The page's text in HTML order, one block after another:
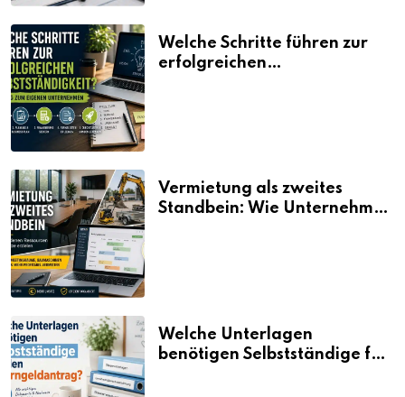
Welche Schritte führen zur
erfolgreichen
Vermietung als zweites
Standbein: Wie Unternehmen
Welche Unterlagen
benötigen Selbstständige für